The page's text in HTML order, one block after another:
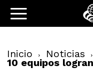
Inicio Noticias
10 equipos